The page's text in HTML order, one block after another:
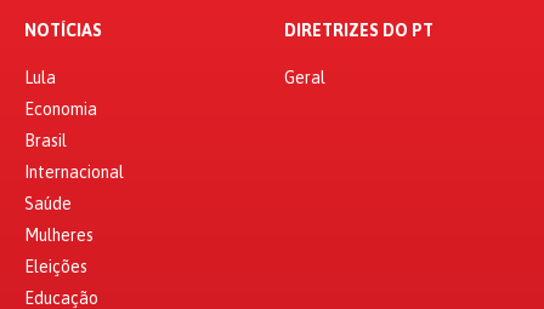
NOTÍCIAS
Lula
Economia
Brasil
Internacional
Saúde
Mulheres
Eleições
Educação
DIRETRIZES DO PT
Geral